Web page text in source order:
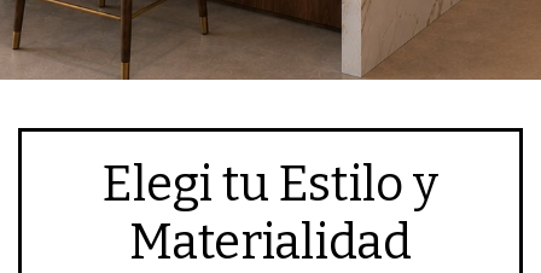
Elegi tu Estilo y
Materialidad